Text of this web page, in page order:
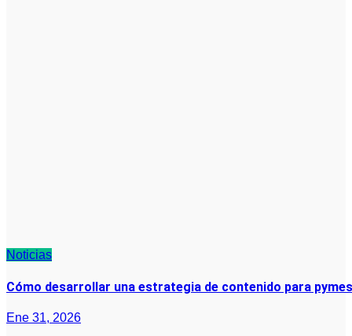
Noticias
Cómo desarrollar una estrategia de contenido para
Ene 31, 2026